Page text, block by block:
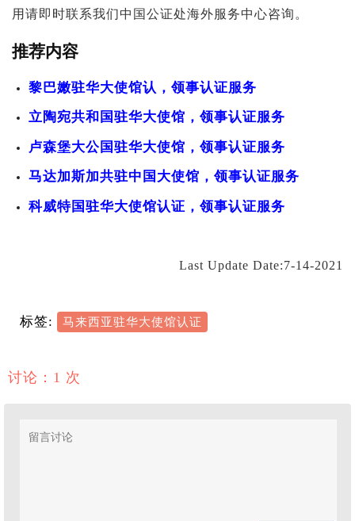
用请即时联系我们中国公证处海外服务中心咨询。
推荐内容
黎巴嫩驻华大使馆认，领事认证服务
立陶宛共和国驻华大使馆，领事认证服务
卢森堡大公国驻华大使馆，领事认证服务
马达加斯加共驻中国大使馆，领事认证服务
科威特国驻华大使馆认证，领事认证服务
Last Update Date:7-14-2021
标签: 马来西亚驻华大使馆认证
讨论：1 次